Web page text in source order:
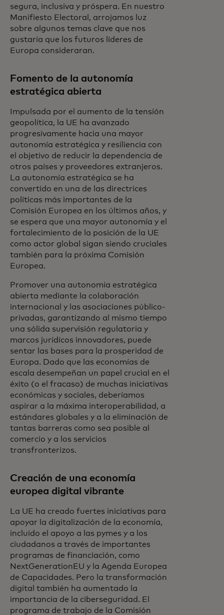
segura, inclusiva y próspera. En nuestro
Manifiesto Electoral, arrojamos luz
sobre algunos temas clave que nos
gustaría que los futuros líderes de
Europa consideraran.
Fomento de la autonomía
estratégica abierta
Impulsada por el aumento de la tensión
geopolítica, la UE ha avanzado
progresivamente hacia una mayor
autonomía estratégica y resiliencia con
el objetivo de reducir la dependencia de
otros países y proveedores extranjeros.
La autonomía estratégica se ha
convertido en una de las directrices
políticas más importantes de la
Comisión Europea en los últimos años, y
se espera que una mayor autonomía y el
fortalecimiento de la posición de la UE
como actor global sigan siendo cruciales
también para la próxima Comisión
Europea.
Promover una autonomía estratégica
abierta mediante la colaboración
internacional y las asociaciones público-
privadas, garantizando al mismo tiempo
una sólida supervisión regulatoria y
marcos jurídicos innovadores, puede
sentar las bases para la prosperidad de
Europa. Dado que las economías de
escala desempeñan un papel crucial en el
éxito (o el fracaso) de muchas iniciativas
económicas y sociales, deberíamos
aspirar a la máxima interoperabilidad, a
estándares globales y a la eliminación de
tantas barreras como sea posible al
comercio y a los servicios
transfronterizos.
Creación de una economía
europea digital vibrante
La UE ha creado fuertes iniciativas para
apoyar la digitalización de la economía,
incluido el apoyo a las pymes y a los
ciudadanos a través de importantes
programas de financiación, como
NextGenerationEU y la Agenda Europea
de Capacidades. Pero la transformación
digital también ha aumentado la
importancia de la ciberseguridad. El
programa de trabajo de la Comisión